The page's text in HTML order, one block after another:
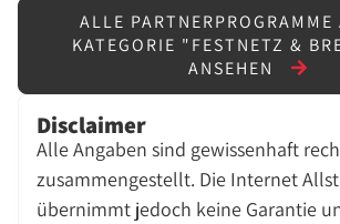
ALLE PARTNERPROGRAMME
KATEGORIE "FESTNETZ &
ANSEHEN
Disclaimer
Alle Angaben sind gewissenhaft
zusammengestellt. Die Internet
übernimmt jedoch keine Garantie